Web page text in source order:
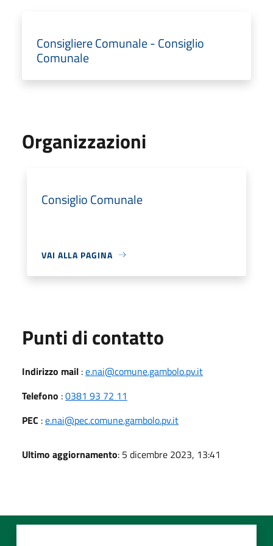
Consigliere Comunale - Consiglio
Comunale
Organizzazioni
Consiglio Comunale
VAI ALLA PAGINA
Punti di contatto
Indirizzo mail :e.nai@comune.gambolo.pv.it
Telefono :0381 93 72 11
PEC :e.nai@pec.comune.gambolo.pv.it
Ultimo aggiornamento: 5 dicembre 2023, 13:41